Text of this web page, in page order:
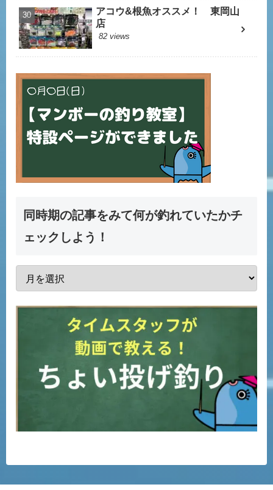
アコウ&根魚オススメ！ 東岡山
店
82 views
同時期の記事をみて何が釣れていたかチ
ェックしよう！